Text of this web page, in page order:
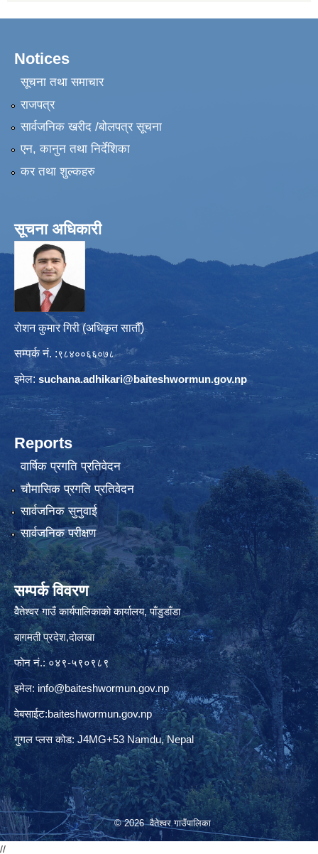
Notices
सूचना तथा समाचार
राजपत्र
सार्वजनिक खरीद /बोलपत्र सूचना
एन, कानुन तथा निर्देशिका
कर तथा शुल्कहरु
सूचना अधिकारी
रोशन कुमार गिरी (अधिकृत सातौँ)
सम्पर्क नं. :९८४००६६०७८
इमेल: suchana.adhikari@baiteshwormun.gov.np
Reports
वार्षिक प्रगति प्रतिवेदन
चौमासिक प्रगति प्रतिवेदन
सार्वजनिक सुनुवाई
सार्वजनिक परीक्षण
सम्पर्क विवरण
वैेतेश्वर गाउँ कार्यपालिकाकाे कार्यालय, पाँडुडाँडा
बागमती‌ प्रदेश,दाेलखा
फोन नं.: ०४९-५९०९८९
इमेल: info@baiteshwormun.gov.np
वेबसाईट:baiteshwormun.gov.np
गुगल प्लस कोड: J4MG+53 Namdu, Nepal
© 2026 वैतेश्वर गाउँपालिका
//